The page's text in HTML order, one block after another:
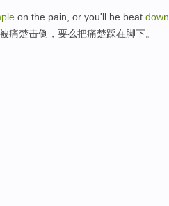
on the pain , or you'll be beat down
痛楚击倒，要么把痛楚踩在脚下。